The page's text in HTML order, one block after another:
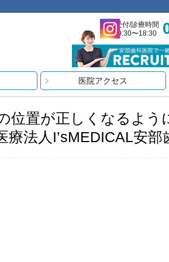
受付/診療時間
9:30〜18:30
医院アクセス
位置が正しくなるよう
療法人I’sMEDICAL安